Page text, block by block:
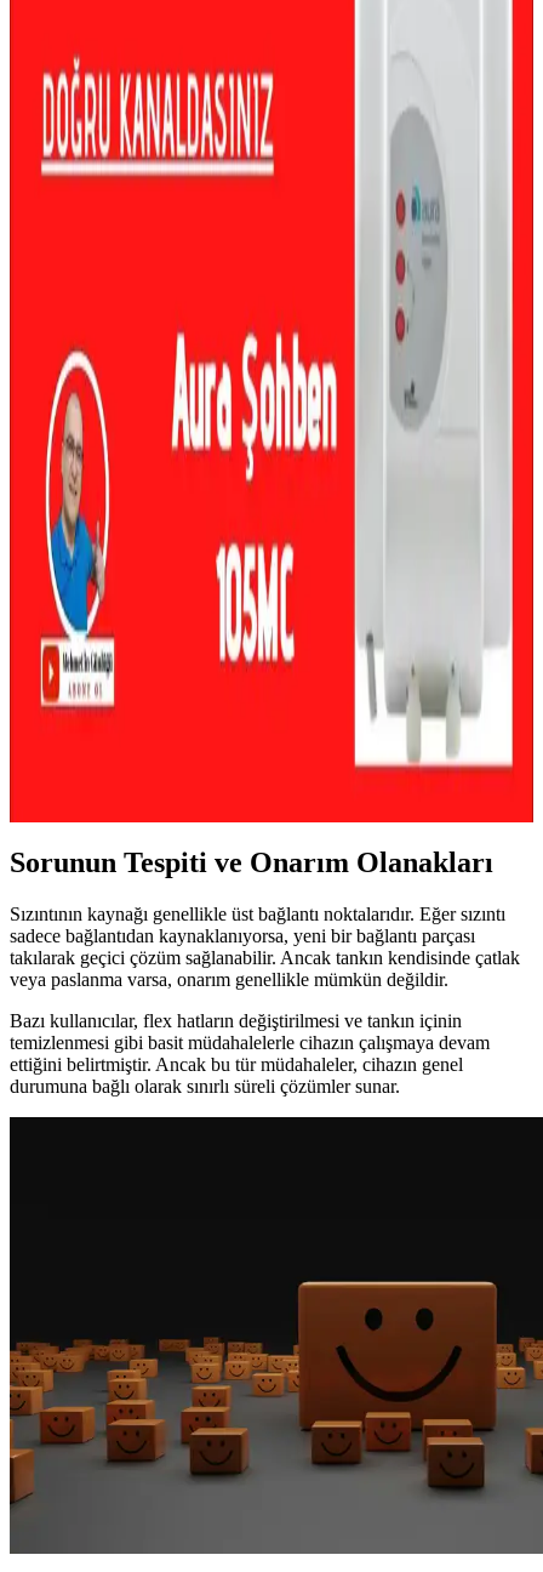
Stilevs Akarsu Anı Su Isıtıcısı, hızlı ısınma, dayanıklı malzeme ve
ücretsiz kurulum ile günlük sıcak su ihtiyacını karşılayan ideal bir
elektrikli cihazdır.
Su Isıtıcısında Gürültü ve Arızaların Nedenleri ile
Su ısıtıcısındaki gürültüler genellikle iç sızıntı ve basınç
sorunlarından kaynaklanır. Bu durum cihazın yaşlanmasıyla artar ve
Su Isıtıcısı Sızıntısı Durumunda Basınç Tahliye Valfi
ve Güvenlik Önlemleri
Su ısıtıcısında sızıntı durumunda su ve gaz vanalarının kapatılması,
basınç tahliye valfinin kontrolü ve temizliği önemlidir. Genleşme
tankı da kontrol edilmelidir. Güvenlik için profesyonel yardım alın.
Su Isıtıcısındaki Genişleme Tankı Sızıntısı:
Nedenleri, Riskleri ve Kalıcı Çözümler
Su ısıtıcısındaki genişleme tankı sızıntıları, paslanma ve kaynak
problemleri nedeniyle oluşur. Bu durum evde hasar ve patlama riski
yaratır. Kalıcı çözüm tank değişimi ve profesyonel müdahaledir.
Su Isıtıcı Değişimi: Maliyetler, Riskler ve Önlemler
Üzerine Kapsamlı Rehber
gereksinimleriyle maliyet ve riskler taşır. Sel durdurucu cihaz
Sorunun Tespiti ve Onarım Olanakları
Sızıntının kaynağı genellikle üst bağlantı noktalarıdır. Eğer sızıntı
sadece bağlantıdan kaynaklanıyorsa, yeni bir bağlantı parçası
takılarak geçici çözüm sağlanabilir. Ancak tankın kendisinde çatlak
veya paslanma varsa, onarım genellikle mümkün değildir.
Bazı kullanıcılar, flex hatların değiştirilmesi ve tankın içinin
temizlenmesi gibi basit müdahalelerle cihazın çalışmaya devam
ettiğini belirtmiştir. Ancak bu tür müdahaleler, cihazın genel
durumuna bağlı olarak sınırlı süreli çözümler sunar.